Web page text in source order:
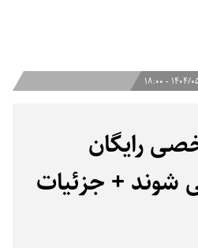
۳۰ - ۱۸:۰۰
رایگان
شوند + جزئیات